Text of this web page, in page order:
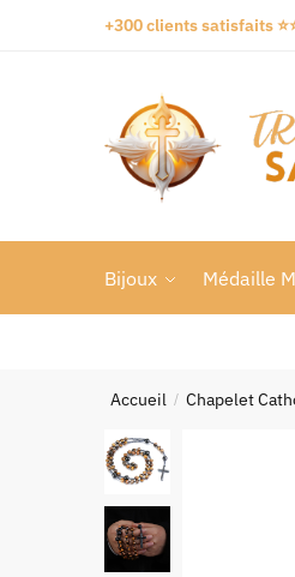
+300 clients satisfaits
Bijoux Médaille
Accueil / Chapelet